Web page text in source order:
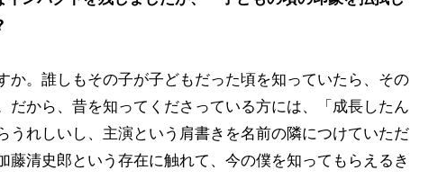
か。誰しもその子が子どもだった頃を知っていたら、その
だから、昔を知ってくださっている方には、「成長したん
うれしいし、主演という肩書きを名前の隣につけていただ
藤清史郎という存在に触れて、今の僕を知ってもらえるき